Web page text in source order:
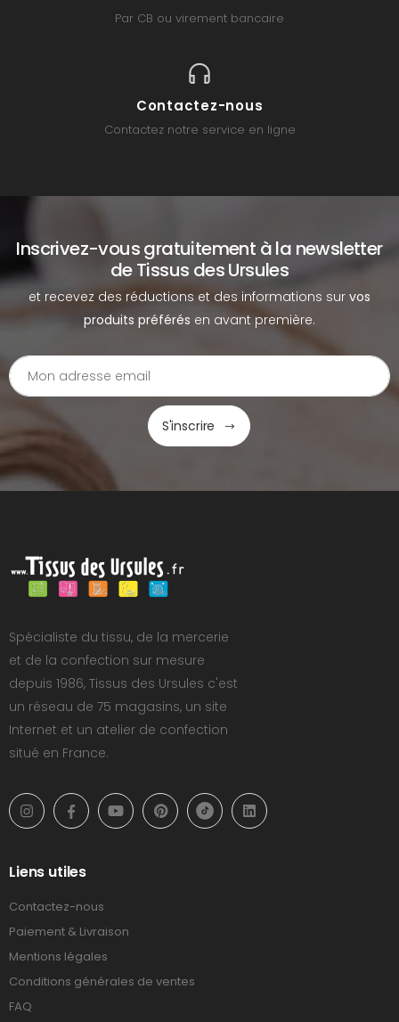
Par CB ou virement bancaire
Contactez-nous
Contactez notre service en ligne
Inscrivez-vous gratuitement à la newsletter
de Tissus des Ursules
et recevez des réductions et des informations sur vos
produits préférés en avant première.
S'inscrire
Spécialiste du tissu, de la mercerie
et de la confection sur mesure
depuis 1986, Tissus des Ursules c'est
un réseau de 75 magasins, un site
Internet et un atelier de confection
situé en France.
Liens utiles
Contactez-nous
Paiement & Livraison
Mentions légales
Conditions générales de ventes
FAQ